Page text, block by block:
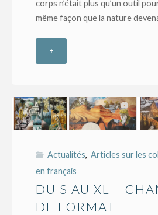
corps n’était plus qu’un outil
même façon que la nature
+"Naturally
une
série
de
collages
grand
Actualités, Articles sur les
en français
DU S AU XL –
DE FORMAT